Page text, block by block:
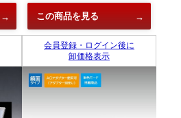
この商品を見る
会員登録・ログイン後に
卸価格表示